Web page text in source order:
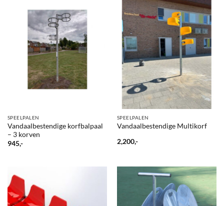
SPEELPALEN
Vandaalbestendige korfbalpaal
– 3 korven
945,-
SPEELPALEN
Vandaalbestendige Multikorf
2,200,-